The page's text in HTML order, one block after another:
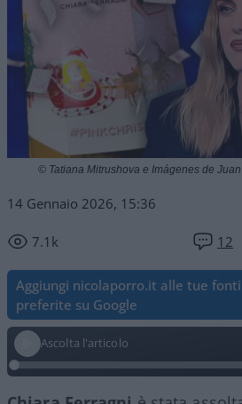
14 Gennaio 2026, 15:36
7.1k 12
© Tatiana Mitrushova e Imágenes de
Aggiungi nicolaporro.it alle tue fonti
preferite su Google
Ascolta l'articolo